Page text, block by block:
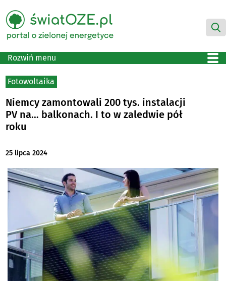
Rozwiń menu
Fotowoltaika
Niemcy zamontowali 200 tys. instalacji
PV na… balkonach. I to w zaledwie pół
roku
25 lipca 2024